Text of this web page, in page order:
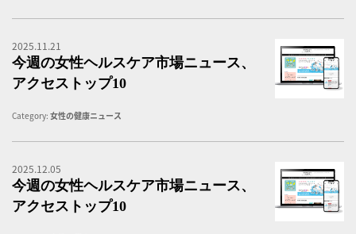
2025.11.21
今週の女性ヘルスケア市場ニュース、
アクセストップ10
Category: 女性の健康ニュース
2025.12.05
今週の女性ヘルスケア市場ニュース、
アクセストップ10